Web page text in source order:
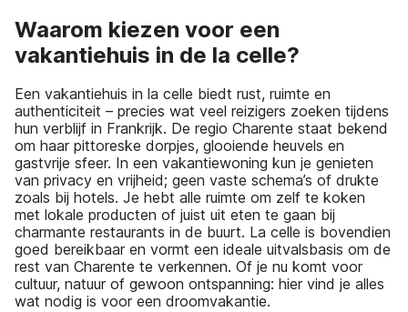
Waarom kiezen voor een
vakantiehuis in de la celle?
Een vakantiehuis in la celle biedt rust, ruimte en
authenticiteit – precies wat veel reizigers zoeken tijdens
hun verblijf in Frankrijk. De regio Charente staat bekend
om haar pittoreske dorpjes, glooiende heuvels en
gastvrije sfeer. In een vakantiewoning kun je genieten
van privacy en vrijheid; geen vaste schema’s of drukte
zoals bij hotels. Je hebt alle ruimte om zelf te koken
met lokale producten of juist uit eten te gaan bij
charmante restaurants in de buurt. La celle is bovendien
goed bereikbaar en vormt een ideale uitvalsbasis om de
rest van Charente te verkennen. Of je nu komt voor
cultuur, natuur of gewoon ontspanning: hier vind je alles
wat nodig is voor een droomvakantie.